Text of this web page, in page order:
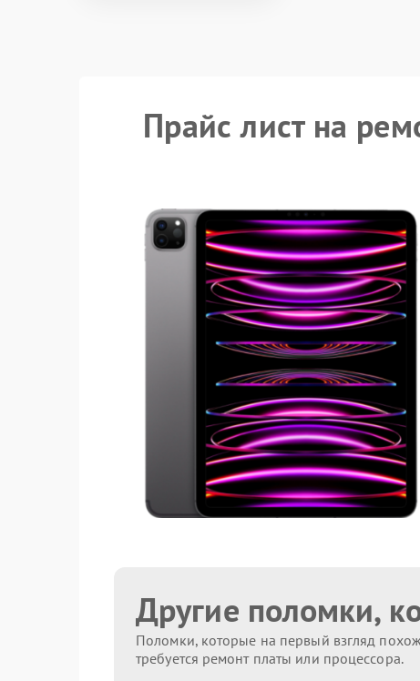
Прайс лист на
Другие поломки,
Поломки, которые на первый взгляд
требуется ремонт платы или процессора.